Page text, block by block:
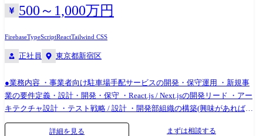
化が急務となっています。特に、『AIMO Parking』と『PARK FLOW』の
プロダクト開発を最前線でリードし、顧客のニーズに素早く応える体制
る開発にとどまらず、ビジネス要件を深く理解し、どのようなユーザー
た上流工程にも積極的に関与していただきたいと考えています。 日々の
進化を遂げるための土台作りから携わり、私たちと共に次世代の駐停車
インフラを築き上げましょう。 ●開発環境: ・バックエン
ド:Typescript(Nest.js) ・ミドルウェア:Hasura ・フロントエン
ド:TypeScript, Nextjs ・インフラ:GCP(Cloud Run) ・データベー
500～1,000万円
FirebaseTypeScriptReactTailwind CSS
正社員 東京都新宿区
●業務内容 ・事業者向け駐車場手配サービスの開発・保守運用 ・新規事
業の要件定義・設計・開発・保守 ・React.js / Next.jsの開発リード ・アー
キテクチャ設計 ・テスト戦略 / 設計 ・開発部組織の構築(興味があれば)
●開発環境: ・React.js ・Next.js ・Tailwind CSS ・Styled Component ・
Firebase Hosting ・Cloud Run <サービスサイト> PARK FLOW: https://park-
詳細を見る まずは相談する